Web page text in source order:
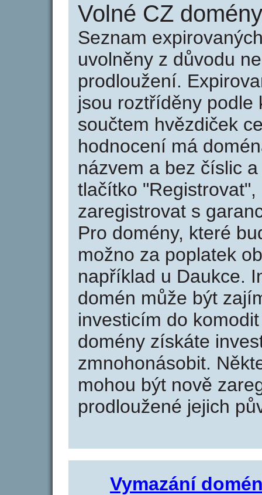
Volné CZ
Seznam
uvolněny z důvodu
prodloužení.
jsou roztříděny podle
součtem hvězdiček
hodnocení má
názvem a bez číslic
tlačítko
zaregistrovat s
Pro domény, které
možno za poplatek
například u Daukce.
domén může být
investicím do
domény získáte
zmnohonásobit.
mohou být nově
prodloužené jejich
Vymazání